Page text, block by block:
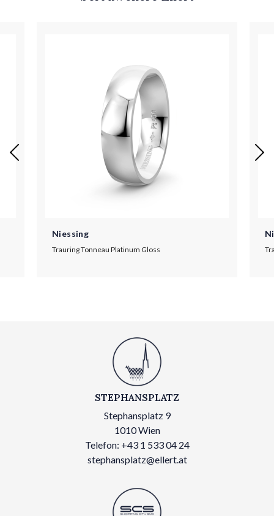
Niessing
Trauring Tonneau Platinum Gloss
STEPHANSPLATZ
Stephansplatz 9
1010 Wien
Telefon: +43 1 533 04 24
stephansplatz@ellert.at